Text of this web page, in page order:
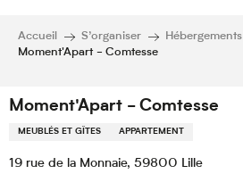
Accueil S’organiser
Hébergements
Moment'Apart - Comtesse
Moment'Apart - Comtesse
MEUBLÉS ET GÎTES APPARTEMENT
19 rue de la Monnaie, 59800 Lille